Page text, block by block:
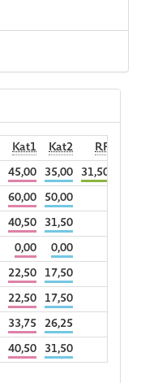
Kat1 Kat2 RF
45,00 35,00 31,50
60,00
50,00
40,50
31,50
0,00
0,00
22,50
17,50
22,50
17,50
33,75
26,25
40,50 31,50